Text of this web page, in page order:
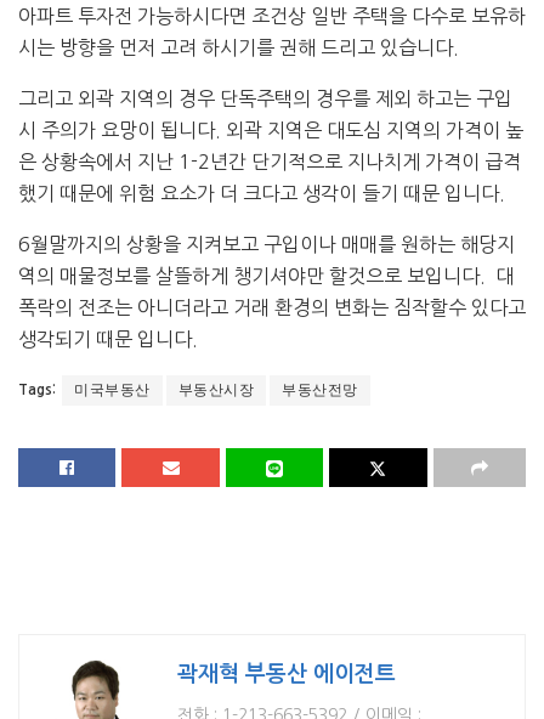
아파트 투자전 가능하시다면 조건상 일반 주택을 다수로 보유하
시는 방향을 먼저 고려 하시기를 권해 드리고 있습니다.
그리고 외곽 지역의 경우 단독주택의 경우를 제외 하고는 구입
시 주의가 요망이 됩니다. 외곽 지역은 대도심 지역의 가격이 높
은 상황속에서 지난 1-2년간 단기적으로 지나치게 가격이 급격
했기 때문에 위험 요소가 더 크다고 생각이 들기 때문 입니다.
6월말까지의 상황을 지켜보고 구입이나 매매를 원하는 해당지
역의 매물정보를 살뜰하게 챙기셔야만 할것으로 보입니다. 대
폭락의 전조는 아니더라고 거래 환경의 변화는 짐작할수 있다고
생각되기 때문 입니다.
Tags: 미국부동산 부동산시장 부동산전망
곽재혁 부동산 에이전트